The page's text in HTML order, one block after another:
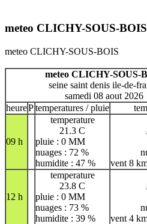
meteo CLICHY-SOUS-BOIS
meteo CLICHY-SOUS-BOIS
meteo CLICHY-SOUS-
seine saint denis ile-de-
samedi 08 aout 2026
heurePtemperatures / pluie
09 h
temperature
21.3 C
pluie : 0 MM
nuages : 72 %
humidite : 47 %
vent 8
12 h
temperature
23.8 C
pluie : 0 MM
nuages : 73 %
humidite : 39 %
vent 4